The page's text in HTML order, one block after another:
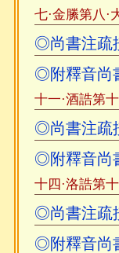
七·金縢第八·
◎尚書注疏
◎附釋音尚
十一·酒誥第
◎尚書注疏
◎附釋音尚
十四·洛誥第十
◎尚書注疏
◎附釋音尚